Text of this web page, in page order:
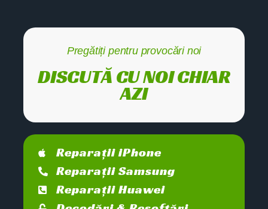
Pregătiți pentru provocări noi
DISCUTĂ CU NOI CHIAR
AZI
Reparații iPhone
Reparații Samsung
Reparații Huawei